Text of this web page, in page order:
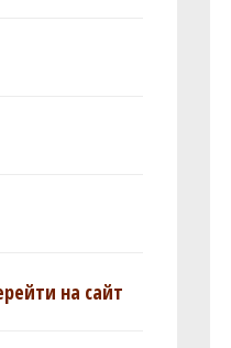
на сайт